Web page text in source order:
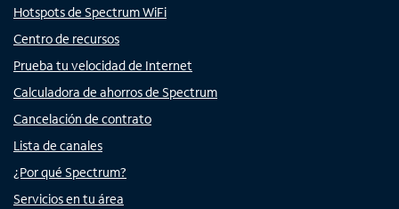
Hotspots de Spectrum WiFi
Centro de recursos
Prueba tu velocidad de Internet
Calculadora de ahorros de Spectrum
Cancelación de contrato
Lista de canales
¿Por qué Spectrum?
Servicios en tu área